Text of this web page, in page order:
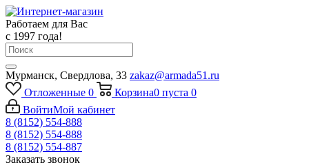
Работаем для Вас
с 1997 года!
Мурманск, Свердлова, 33 zakaz@armada51.ru
Отложенные 0 Корзина0 пуста 0
ВойтиМой кабинет
8 (8152) 554-888
8 (8152) 554-888
8 (8152) 554-887
Заказать звонок